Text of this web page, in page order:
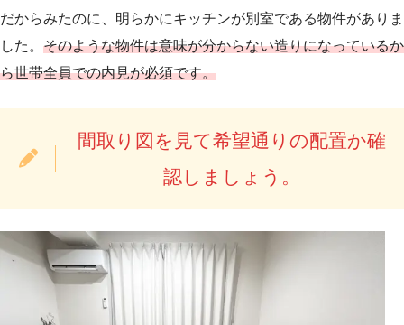
だからみたのに、明らかにキッチンが別室である物件がありま
した。 そのような物件は意味が分からない造りになっているか
ら世帯全員での内見が必須です。
間取り図を見て希望通りの配置か確
認しましょう。